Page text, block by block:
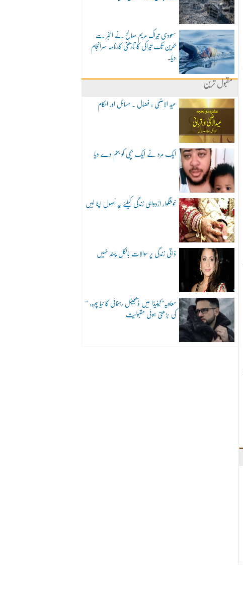
سعودی تیراک مریم صالح نے الخبر سے
بحرین تک تیراکی کا تاریخی کارنامہ سرانجام
دیا۔
مقبول ترین
عید الاضحی : فضال ۔ مسائل اور احکام
ایک مرد نے ایک بچی کو جنم دے دیا
خوشگوار ازدواجی زندگی کیلئے یہ اُصول اپنا لیں
ذاتی زندگی پر سوالات بالکل پسند نہیں
“معاویہ”کینیڈا میں ڈیجیٹل رہنمائی کا نیا چہرہ:
کی بڑھتی ہوئی مقبولیت